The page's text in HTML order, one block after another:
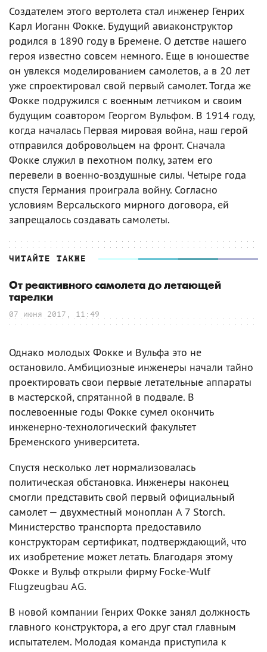
Создателем этого вертолета стал инженер Генрих
Карл Иоганн Фокке. Будущий авиаконструктор
родился в 1890 году в Бремене. О детстве нашего
героя известно совсем немного. Еще в юношестве
он увлекся моделированием самолетов, а в 20 лет
уже спроектировал свой первый самолет. Тогда же
Фокке подружился с военным летчиком и своим
будущим соавтором Георгом Вульфом. В 1914 году,
когда началась Первая мировая война, наш герой
отправился добровольцем на фронт. Сначала
Фокке служил в пехотном полку, затем его
перевели в военно-воздушные силы. Четыре года
спустя Германия проиграла войну. Согласно
условиям Версальского мирного договора, ей
запрещалось создавать самолеты.
ЧИТАЙТЕ ТАКЖЕ
От реактивного самолета до летающей
тарелки
07 июня 2017, 11:49
Однако молодых Фокке и Вульфа это не
остановило. Амбициозные инженеры начали тайно
проектировать свои первые летательные аппараты
в мастерской, спрятанной в подвале. В
послевоенные годы Фокке сумел окончить
инженерно-технологический факультет
Бременского университета.
Спустя несколько лет нормализовалась
политическая обстановка. Инженеры наконец
смогли представить свой первый официальный
самолет — двухместный моноплан A 7 Storch.
Министерство транспорта предоставило
конструкторам сертификат, подтверждающий, что
их изобретение может летать. Благодаря этому
Фокке и Вульф открыли фирму Focke-Wulf
Flugzeugbau AG.
В новой компании Генрих Фокке занял должность
главного конструктора, а его друг стал главным
испытателем. Молодая команда приступила к